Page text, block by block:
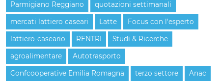
Parmigiano Reggiano quotazioni settimanali
mercati lattiero caseari Latte Focus con l'esperto
lattiero-caseario RENTRI Studi & Ricerche
agroalimentare Autotrasporto
Confcooperative Emilia Romagna terzo settore Anac